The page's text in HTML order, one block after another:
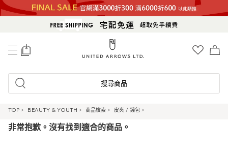
搜尋商品
TOP > BEAUTY & YOUTH > 商品檢索 > 皮夾 / 錢包 >
非常抱歉。沒有找到適合的商品。